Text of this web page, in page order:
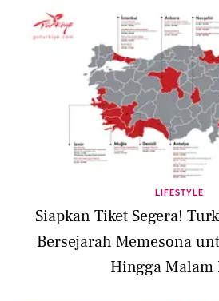
LIFESTYLE
Siapkan Tiket Segera!
Bersejarah Memesona
Hingga Malam